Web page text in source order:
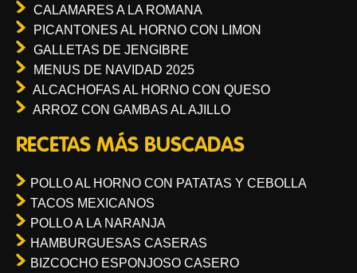
CALAMARES A LA ROMANA
PICANTONES AL HORNO CON LIMON
GALLETAS DE JENGIBRE
MENUS DE NAVIDAD 2025
ALCACHOFAS AL HORNO CON QUESO
ARROZ CON GAMBAS AL AJILLO
RECETAS MÁS BUSCADAS
POLLO AL HORNO CON PATATAS Y CEBOLLA
TACOS MEXICANOS
POLLO A LA NARANJA
HAMBURGUESAS CASERAS
BIZCOCHO ESPONJOSO CASERO